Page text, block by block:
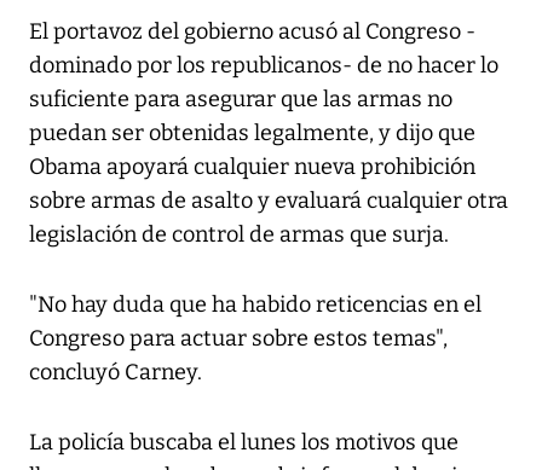
El portavoz del gobierno acusó al Congreso -
dominado por los republicanos- de no hacer lo
suficiente para asegurar que las armas no
puedan ser obtenidas legalmente, y dijo que
Obama apoyará cualquier nueva prohibición
sobre armas de asalto y evaluará cualquier otra
legislación de control de armas que surja.
"No hay duda que ha habido reticencias en el
Congreso para actuar sobre estos temas",
concluyó Carney.
La policía buscaba el lunes los motivos que